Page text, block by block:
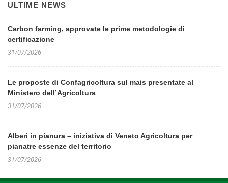
ULTIME NEWS
Carbon farming, approvate le prime metodologie di
certificazione
31/07/2026
Le proposte di Confagricoltura sul mais presentate al
Ministero dell’Agricoltura
31/07/2026
Alberi in pianura – iniziativa di Veneto Agricoltura per
pianatre essenze del territorio
31/07/2026